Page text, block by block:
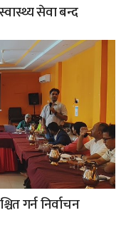
सेवा बन्द
गर्न निर्वाचन